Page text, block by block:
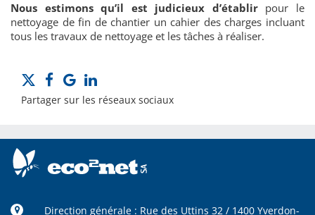
Nous estimons qu’il est judicieux d’établir pour le
nettoyage de fin de chantier un cahier des charges incluant
tous les travaux de nettoyage et les tâches à réaliser.
Partager sur les réseaux sociaux
Direction générale : Rue des Uttins 32 / 1400 Yverdon-